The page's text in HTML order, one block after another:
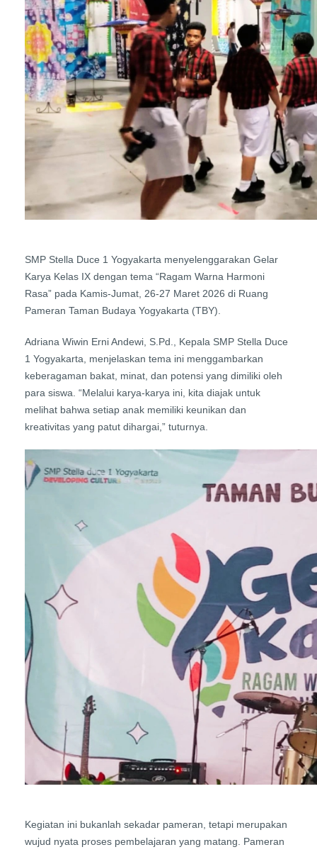
SMP Stella Duce 1 Yogyakarta menyelenggarakan Gelar
Karya Kelas IX dengan tema “Ragam Warna Harmoni
Rasa” pada Kamis-Jumat, 26-27 Maret 2026 di Ruang
Pameran Taman Budaya Yogyakarta (TBY).
Adriana Wiwin Erni Andewi, S.Pd., Kepala SMP Stella Duce
1 Yogyakarta, menjelaskan tema ini menggambarkan
keberagaman bakat, minat, dan potensi yang dimiliki oleh
para siswa. “Melalui karya-karya ini, kita diajak untuk
melihat bahwa setiap anak memiliki keunikan dan
kreativitas yang patut dihargai,” tuturnya.
Kegiatan ini bukanlah sekadar pameran, tetapi merupakan
wujud nyata proses pembelajaran yang matang. Pameran